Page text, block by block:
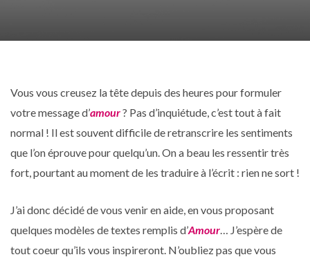
Vous vous creusez la tête depuis des heures pour formuler
votre message d’amour? Pas d’inquiétude, c’est tout à fait
normal ! Il est souvent difficile de retranscrire les sentiments
que l’on éprouve pour quelqu’un. On a beau les ressentir très
fort, pourtant au moment de les traduire à l’écrit : rien ne sort !
J’ai donc décidé de vous venir en aide, en vous proposant
quelques modèles de textes remplis d’Amour… J’espère de
tout coeur qu’ils vous inspireront. N’oubliez pas que vous